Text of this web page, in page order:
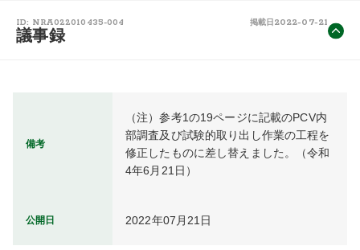
ID: NRA022010435-004 掲載日 2022-07-21
議事録
備考
（注）参考1の19ページに記載のPCV内
部調査及び試験的取り出し作業の工程を
修正したものに差し替えました。（令和
4年6月21日）
公開日 2022年07月21日